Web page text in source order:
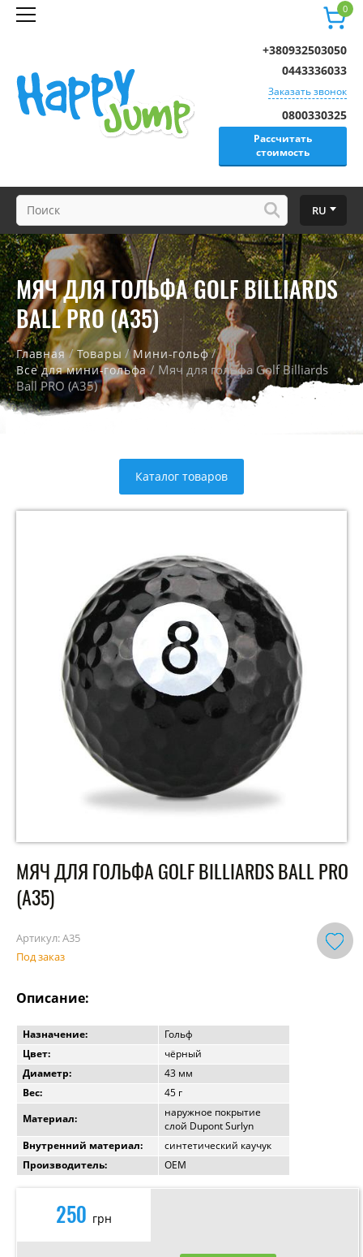
0
0800330325
Рассчитать
стоимость
+380932503050
0443336033
Заказать звонок
RU
МЯЧ ДЛЯ ГОЛЬФА GOLF BILLIARDS
BALL PRO (А35)
Главная/Товары /Мини-гольф/
Все для мини-гольфа/ Мяч для гольфа Golf Billiards
Ball PRO (А35)
Каталог товаров
МЯЧ ДЛЯ ГОЛЬФА GOLF BILLIARDS BALL PRO
(А35)
Артикул:А35
Под заказ
Описание:
Назначение:
Гольф
Цвет:
чёрный
Диаметр:
43 мм
Вес:
45 г
Материал:
наружное покрытие
слой Dupont Surlyn
Внутренний материал:
синтетический каучук
Производитель:
OEM
250 грн